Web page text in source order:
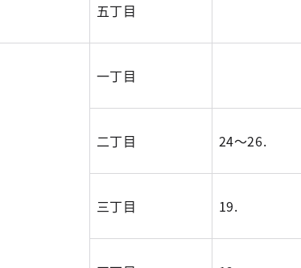
五丁目
一丁目
二丁目 24～26.
三丁目 19.